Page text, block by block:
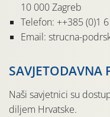
10 000 Zagreb
Telefon: ++385 (0)1
Email: strucna-
SAVJETODAVNA
Naši savjetnici su
diljem Hrvatske.